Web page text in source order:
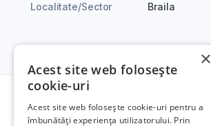
Localitate/Sector
Braila
×
Acest site web folosește
cookie-uri
Acest site web folosește cookie-uri pentru a
îmbunătăți experiența utilizatorului. Prin